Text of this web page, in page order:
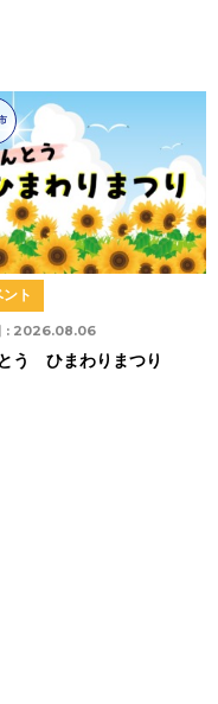
: 2026.08.06
ント
う ひまわりまつり